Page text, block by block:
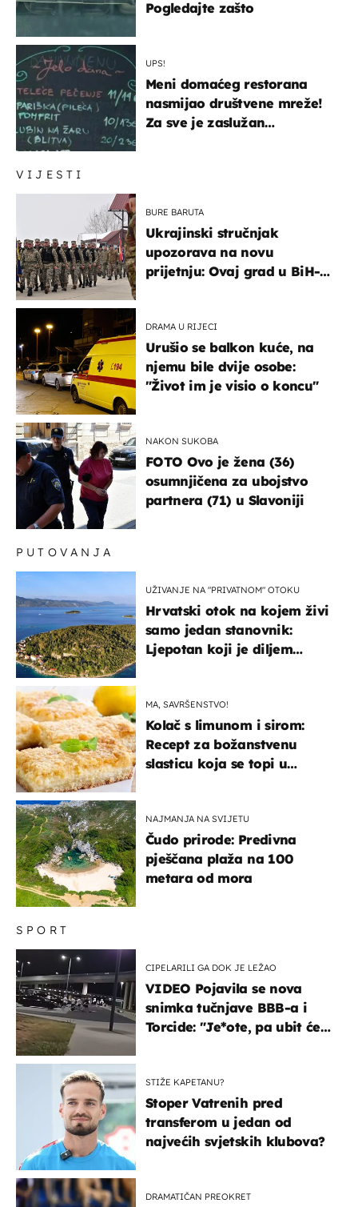
VIJESTI
BURE BARUTA
Ukrajinski stručnjak
upozorava na novu
prijetnju: Ovaj grad u BiH-u
DRAMA U RIJECI
Urušio se balkon kuće, na
njemu bile dvije osobe:
"Život im je visio o koncu"
NAKON SUKOBA
FOTO Ovo je žena (36)
osumnjičena za ubojstvo
partnera (71) u Slavoniji
Pogledajte zašto
UPS!
Meni domaćeg restorana
nasmijao društvene mreže!
Za sve je zaslužan
SPORT
CIPELARILI GA DOK JE LEŽAO
VIDEO Pojavila se nova
snimka tučnjave BBB-a i
Torcide: "Je*ote, pa ubit će
STIŽE KAPETANU?
Stoper Vatrenih pred
transferom u jedan od
najvećih svjetskih klubova?
DRAMATIČAN PREOKRET
PUTOVANJA
UŽIVANJE NA "PRIVATNOM" OTOKU
Hrvatski otok na kojem živi
samo jedan stanovnik:
Ljepotan koji je diljem
MA, SAVRŠENSTVO!
Kolač s limunom i sirom:
Recept za božanstvenu
slasticu koja se topi u
NAJMANJA NA SVIJETU
Čudo prirode: Predivna
pješčana plaža na 100
metara od mora